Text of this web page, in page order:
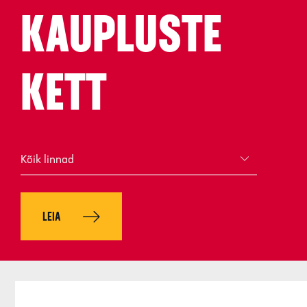
Meist Äriüksused
KAUPLUSTE
KETT
KURESSAARE